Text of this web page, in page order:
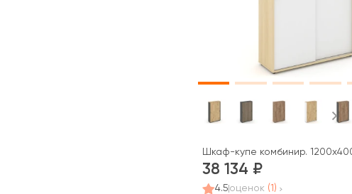
В
Шкаф-купе комбинир.
38 134
4.5 оценок (1)